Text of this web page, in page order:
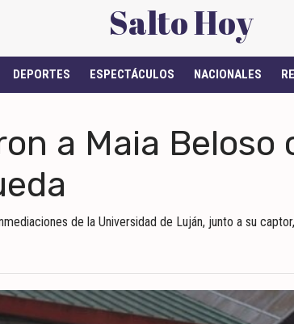
Salto Hoy
DEPORTES ESPECTÁCULOS NACIONALES
a Maia
de la Universidad de Luján, junto a su